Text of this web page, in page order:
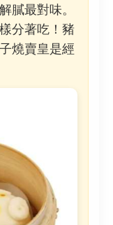
膩最對味。
分著吃！豬
燒賣皇是經